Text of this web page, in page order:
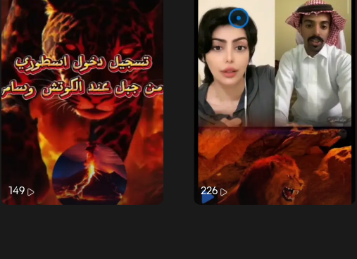
226
149